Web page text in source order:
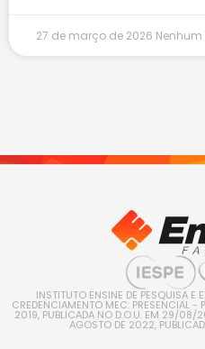
27 de março de 2026
INSTITUTO ENSINE DE
CREDENCIAMENTO MEC: PRESENCIAL -
2019, PUBLICADA NO D.O.U. EM 29/08/
AGOSTO DE 2022,